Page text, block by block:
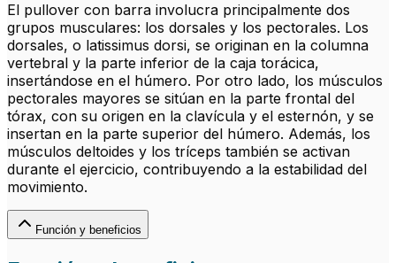
El pullover con barra involucra principalmente dos
grupos musculares: los dorsales y los pectorales. Los
dorsales, o latissimus dorsi, se originan en la columna
vertebral y la parte inferior de la caja torácica,
insertándose en el húmero. Por otro lado, los músculos
pectorales mayores se sitúan en la parte frontal del
tórax, con su origen en la clavícula y el esternón, y se
insertan en la parte superior del húmero. Además, los
músculos deltoides y los tríceps también se activan
durante el ejercicio, contribuyendo a la estabilidad del
movimiento.
Función y beneficios